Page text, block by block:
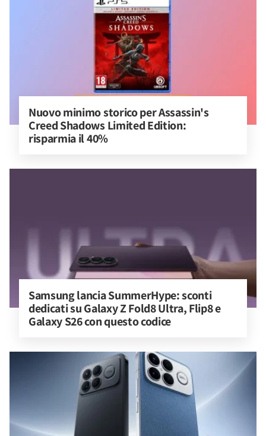
Nuovo minimo storico per Assassin's
Creed Shadows Limited Edition:
risparmia il 40%
Samsung lancia SummerHype: sconti
dedicati su Galaxy Z Fold8 Ultra, Flip8 e
Galaxy S26 con questo codice